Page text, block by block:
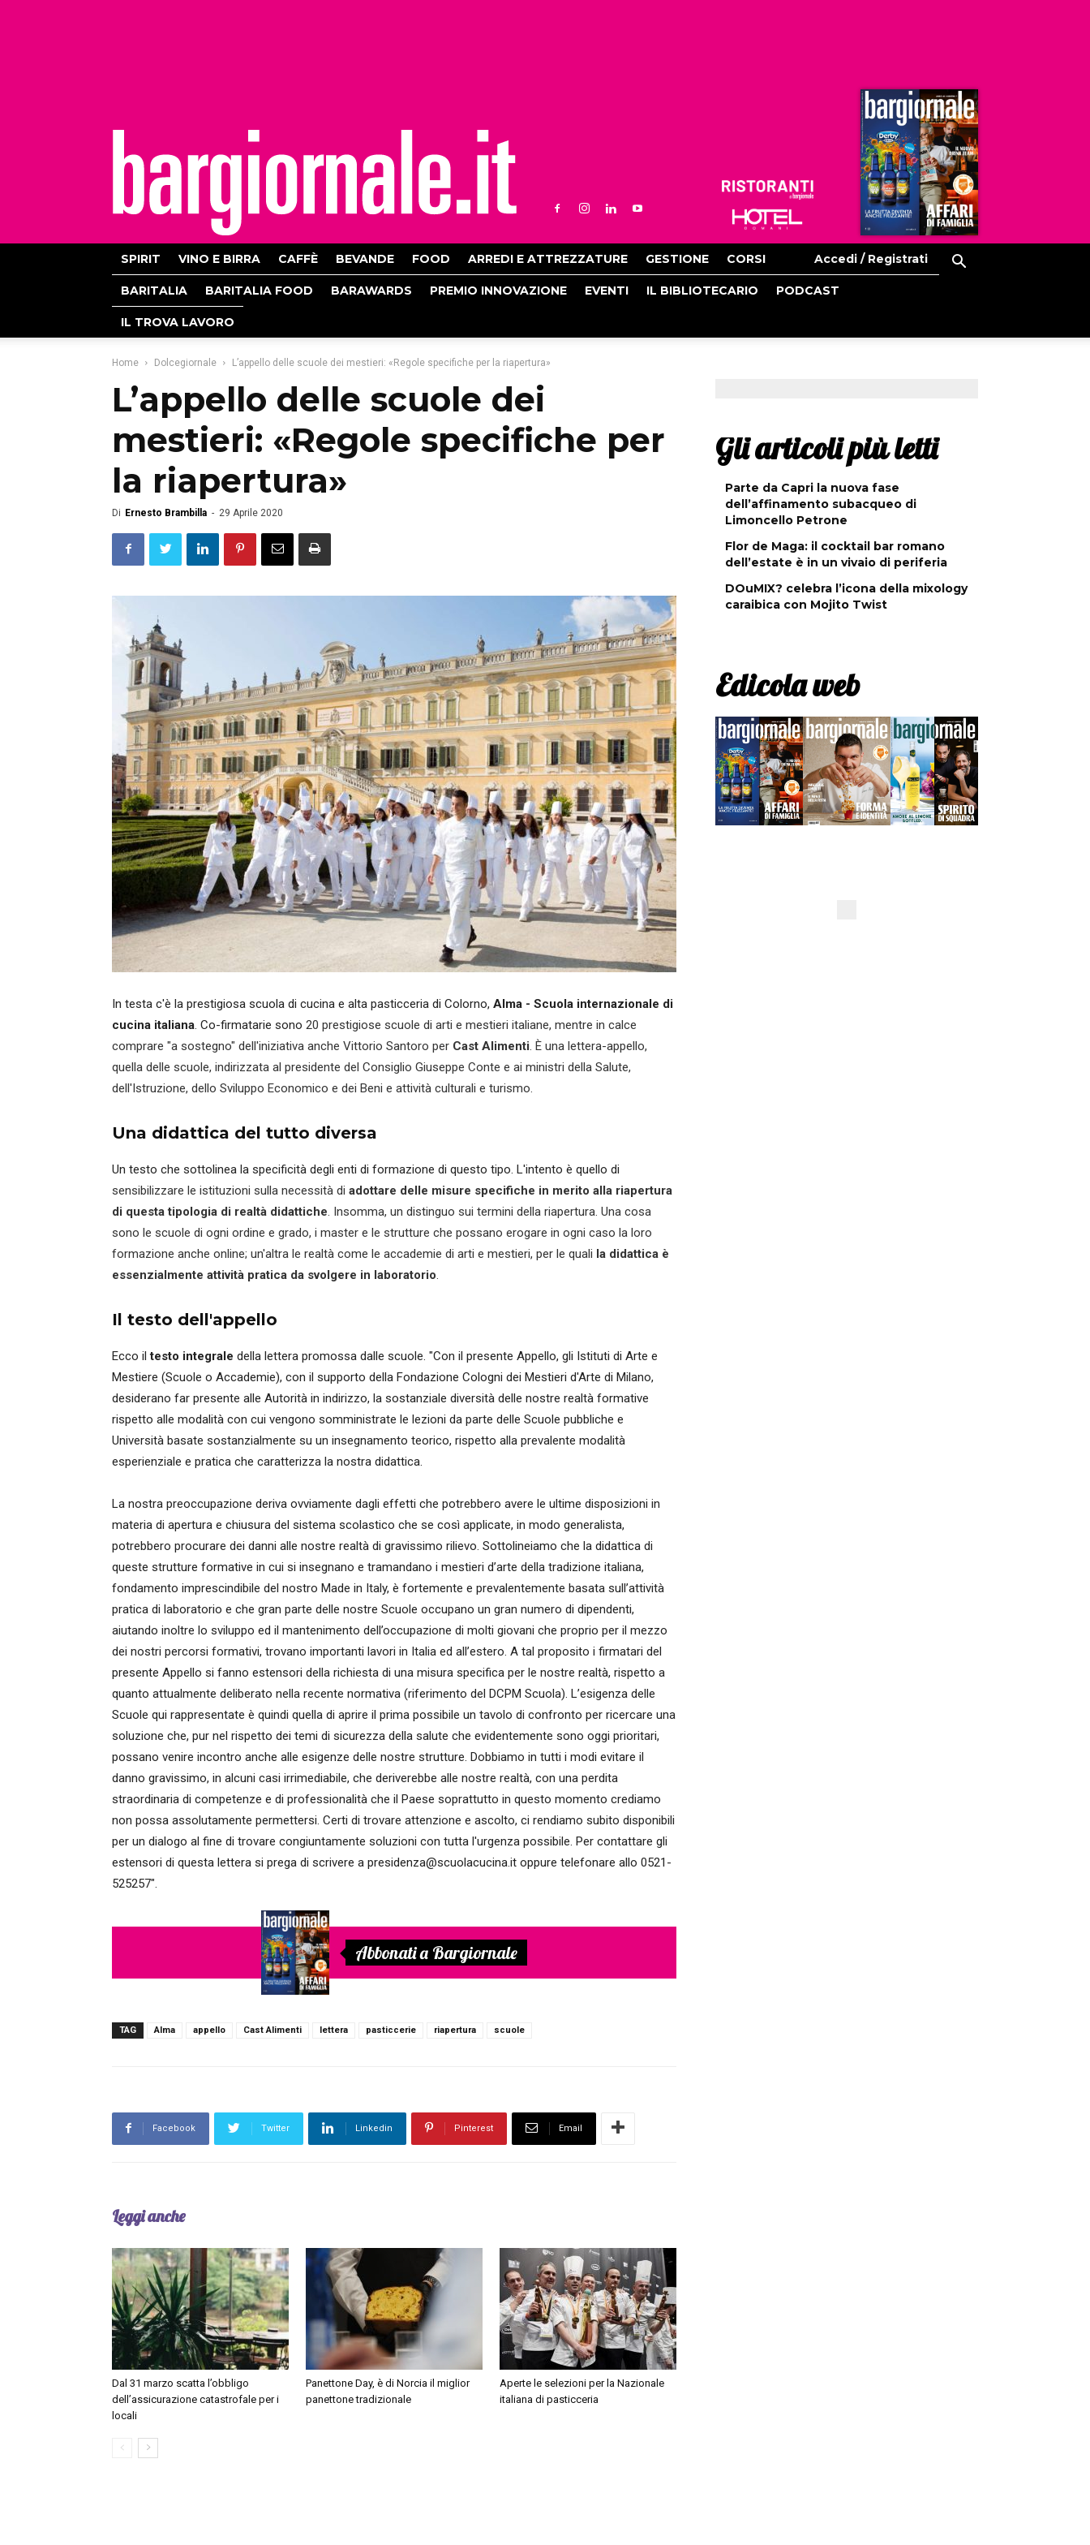
Ristoranti
Hoteldomani
SPIRIT VINO E BIRRA CAFFÈ BEVANDE FOOD ARREDI E ATTREZZATURE GESTIONE CORSI Accedi / Registrati
BARITALIA BARITALIA FOOD BARAWARDS PREMIO INNOVAZIONE EVENTI IL BIBLIOTECARIO PODCAST
IL TROVA LAVORO
Home Dolcegiornale L’appello delle scuole dei mestieri: «Regole specifiche per la riapertura»
L’appello delle scuole dei
mestieri: «Regole specifiche per
la riapertura»
Di Ernesto Brambilla - 29 Aprile 2020
In testa c'è la prestigiosa scuola di cucina e alta pasticceria di Colorno, Alma - Scuola internazionale di
cucina italiana. Co-firmatarie sono 20 prestigiose scuole di arti e mestieri italiane, mentre in calce
comprare "a sostegno" dell'iniziativa anche Vittorio Santoro per Cast Alimenti. È una lettera-appello,
quella delle scuole, indirizzata al presidente del Consiglio Giuseppe Conte e ai ministri della Salute,
dell'Istruzione, dello Sviluppo Economico e dei Beni e attività culturali e turismo.
Una didattica del tutto diversa
Un testo che sottolinea la specificità degli enti di formazione di questo tipo. L'intento è quello di
sensibilizzare le istituzioni sulla necessità di adottare delle misure specifiche in merito alla riapertura
di questa tipologia di realtà didattiche. Insomma, un distinguo sui termini della riapertura. Una cosa
sono le scuole di ogni ordine e grado, i master e le strutture che possano erogare in ogni caso la loro
formazione anche online; un'altra le realtà come le accademie di arti e mestieri, per le quali la didattica è
essenzialmente attività pratica da svolgere in laboratorio.
Il testo dell'appello
Ecco iltesto integrale della lettera promossa dalle scuole. "Con il presente Appello, gli Istituti di Arte e
Mestiere (Scuole o Accademie), con il supporto della Fondazione Cologni dei Mestieri d'Arte di Milano,
desiderano far presente alle Autorità in indirizzo, la sostanziale diversità delle nostre realtà formative
rispetto alle modalità con cui vengono somministrate le lezioni da parte delle Scuole pubbliche e
Università basate sostanzialmente su un insegnamento teorico, rispetto alla prevalente modalità
esperienziale e pratica che caratterizza la nostra didattica.
La nostra preoccupazione deriva ovviamente dagli effetti che potrebbero avere le ultime disposizioni in
materia di apertura e chiusura del sistema scolastico che se così applicate, in modo generalista,
potrebbero procurare dei danni alle nostre realtà di gravissimo rilievo. Sottolineiamo che la didattica di
queste strutture formative in cui si insegnano e tramandano i mestieri d’arte della tradizione italiana,
fondamento imprescindibile del nostro Made in Italy, è fortemente e prevalentemente basata sull’attività
pratica di laboratorio e che gran parte delle nostre Scuole occupano un gran numero di dipendenti,
aiutando inoltre lo sviluppo ed il mantenimento dell’occupazione di molti giovani che proprio per il mezzo
dei nostri percorsi formativi, trovano importanti lavori in Italia ed all’estero. A tal proposito i firmatari del
presente Appello si fanno estensori della richiesta di una misura specifica per le nostre realtà, rispetto a
quanto attualmente deliberato nella recente normativa (riferimento del DCPM Scuola). L’esigenza delle
Scuole qui rappresentate è quindi quella di aprire il prima possibile un tavolo di confronto per ricercare una
soluzione che, pur nel rispetto dei temi di sicurezza della salute che evidentemente sono oggi prioritari,
possano venire incontro anche alle esigenze delle nostre strutture. Dobbiamo in tutti i modi evitare il
danno gravissimo, in alcuni casi irrimediabile, che deriverebbe alle nostre realtà, con una perdita
straordinaria di competenze e di professionalità che il Paese soprattutto in questo momento crediamo
non possa assolutamente permettersi. Certi di trovare attenzione e ascolto, ci rendiamo subito disponibili
per un dialogo al fine di trovare congiuntamente soluzioni con tutta l'urgenza possibile. Per contattare gli
estensori di questa lettera si prega di scrivere a presidenza@scuolacucina.it oppure telefonare allo 0521-
525257".
Abbonati a Bargiornale
TAG Alma appello Cast Alimenti lettera pasticcerie riapertura scuole
Facebook Twitter Linkedin Pinterest Email
Leggi anche
Dal 31 marzo scatta l’obbligo
dell’assicurazione catastrofale per i
locali
Panettone Day, è di Norcia il miglior
panettone tradizionale
Aperte le selezioni per la Nazionale
italiana di pasticceria
Gli articoli più letti
Parte da Capri la nuova fase
dell’affinamento subacqueo di
Limoncello Petrone
Flor de Maga: il cocktail bar romano
dell’estate è in un vivaio di periferia
DOuMIX? celebra l’icona della mixology
caraibica con Mojito Twist
Edicola web